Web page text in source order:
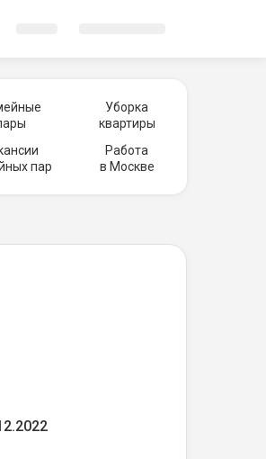
Уборка
квартиры
пар
Работа
в Москве